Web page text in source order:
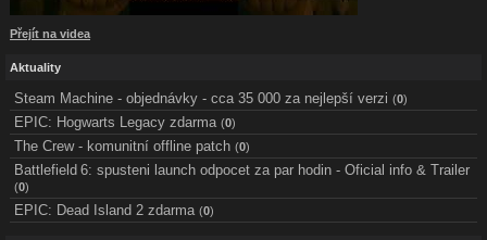
Přejít na videa
Aktuality
Steam Machine - objednávky - cca 35 000 za nejlepší verzi (0)
EPIC: Hogwarts Legacy zdarma (0)
The Crew - komunitní offline patch (0)
Battlefield 6: spusteni launch odpocet za par hodin - Oficial info & Trailer
(0)
EPIC: Dead Island 2 zdarma (0)